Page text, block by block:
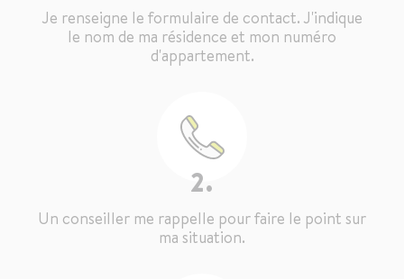
Je renseigne le formulaire de contact. J'indique
le nom de ma résidence et mon numéro
d'appartement.
2.
Un conseiller me rappelle pour faire le point sur
ma situation.